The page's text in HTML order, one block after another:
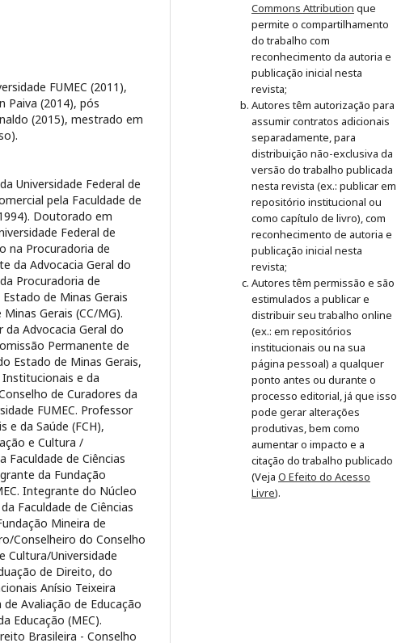
FUMEC (2011),
Paiva (2014), pós
(2015), mestrado em
Universidade Federal de
pela Faculdade de
Doutorado em
Federal de
na Procuradoria de
da Advocacia Geral do
Procuradoria de
de Minas Gerais
Gerais (CC/MG).
Advocacia Geral do
Permanente de
Estado de Minas Gerais,
e da
de Curadores da
FUMEC. Professor
e da Saúde (FCH),
e Cultura /
Faculdade de Ciências
da Fundação
Integrante do Núcleo
Faculdade de Ciências
Mineira de
Conselheiro do Conselho
Cultura/Universidade
de Direito, do
Anísio Teixeira
Avaliação de Educação
Educação (MEC).
Brasileira - Conselho
Commons Attribution que
permite o compartilhamento
do trabalho com
reconhecimento da autoria e
publicação inicial nesta
revista;
Autores têm autorização para
assumir contratos adicionais
separadamente, para
distribuição não-exclusiva da
versão do trabalho publicada
nesta revista (ex.: publicar em
repositório institucional ou
como capítulo de livro), com
reconhecimento de autoria e
publicação inicial nesta
revista;
Autores têm permissão e são
estimulados a publicar e
distribuir seu trabalho online
(ex.: em repositórios
institucionais ou na sua
página pessoal) a qualquer
ponto antes ou durante o
processo editorial, já que isso
pode gerar alterações
produtivas, bem como
aumentar o impacto e a
citação do trabalho publicado
(Veja O Efeito do Acesso
Livre).